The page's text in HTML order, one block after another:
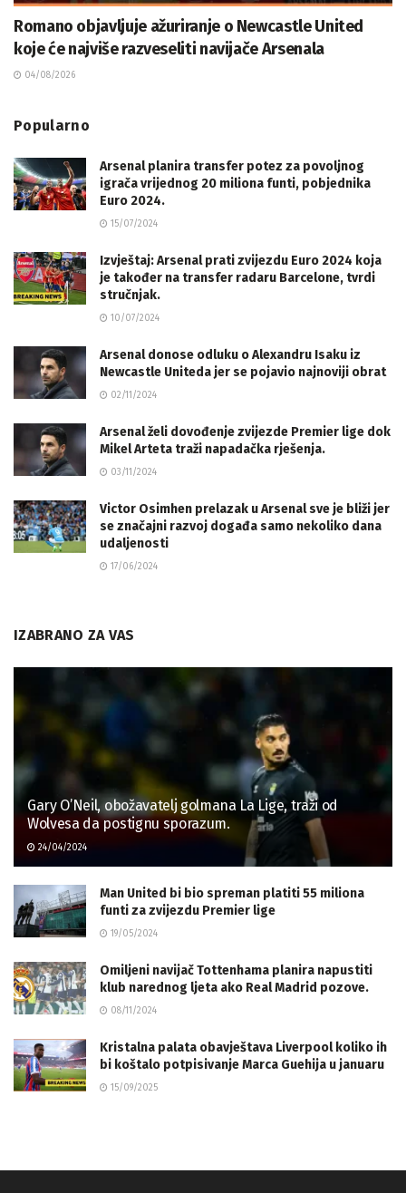
Romano objavljuje ažuriranje o Newcastle United
koje će najviše razveseliti navijače Arsenala
04/08/2026
Popularno
Arsenal planira transfer potez za povoljnog
igrača vrijednog 20 miliona funti, pobjednika
Euro 2024.
15/07/2024
Izvještaj: Arsenal prati zvijezdu Euro 2024 koja
je također na transfer radaru Barcelone, tvrdi
stručnjak.
10/07/2024
Arsenal donose odluku o Alexandru Isaku iz
Newcastle Uniteda jer se pojavio najnoviji obrat
02/11/2024
Arsenal želi dovođenje zvijezde Premier lige dok
Mikel Arteta traži napadačka rješenja.
03/11/2024
Victor Osimhen prelazak u Arsenal sve je bliži jer
se značajni razvoj događa samo nekoliko dana
udaljenosti
17/06/2024
IZABRANO ZA VAS
Gary O’Neil, obožavatelj golmana La Lige, traži od
Wolvesa da postignu sporazum.
24/04/2024
Man United bi bio spreman platiti 55 miliona
funti za zvijezdu Premier lige
19/05/2024
Omiljeni navijač Tottenhama planira napustiti
klub narednog ljeta ako Real Madrid pozove.
08/11/2024
Kristalna palata obavještava Liverpool koliko ih
bi koštalo potpisivanje Marca Guehija u januaru
15/09/2025